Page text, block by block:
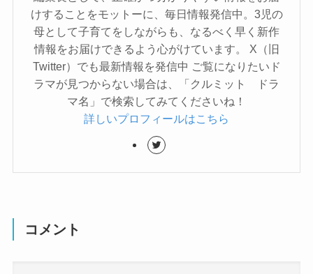
けすることをモットーに、毎日情報発信中。3児の
母として子育てをしながらも、なるべく早く新作
情報をお届けできるよう心がけています。 X（旧
Twitter）でも最新情報を発信中 ご覧になりたいド
ラマが見つからない場合は、「クルミット ドラ
マ名」で検索してみてくださいね！
詳しいプロフィールはこちら
コメント